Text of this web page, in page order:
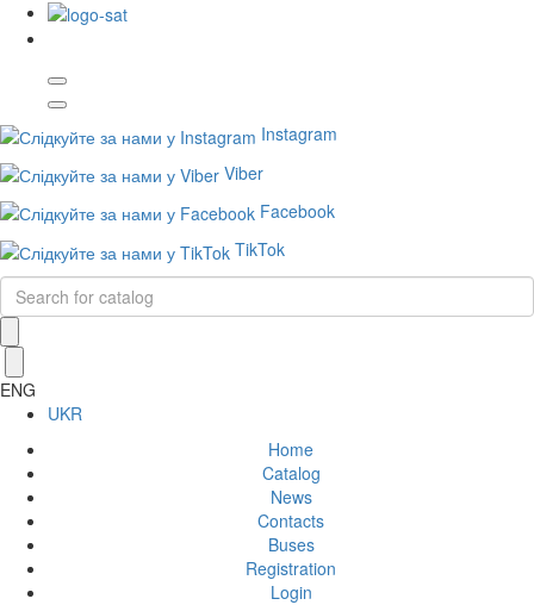
Instagram
Viber
Facebook
TikTok
ENG
UKR
Home
Catalog
News
Contacts
Buses
Registration
Login